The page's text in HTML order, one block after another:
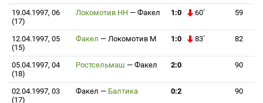
19.04.1997, 06
(17)
Локомотив НН — Факел 1:0 60` 59
12.04.1997, 05
(15)
Факел — Локомотив М 1:0 83` 82
05.04.1997, 04
(18)
Ростсельмаш — Факел 2:0 90
02.04.1997, 03
(17)
Факел — Балтика 0:2 90